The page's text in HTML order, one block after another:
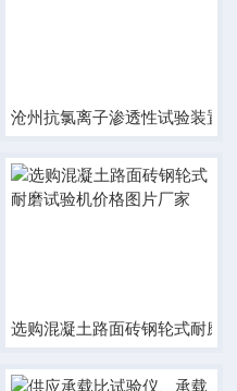
载试验仪构造原理
沧州抗氯离子渗透性试验装置
、柔度试验仪
选购混凝土路面砖钢轮式耐磨